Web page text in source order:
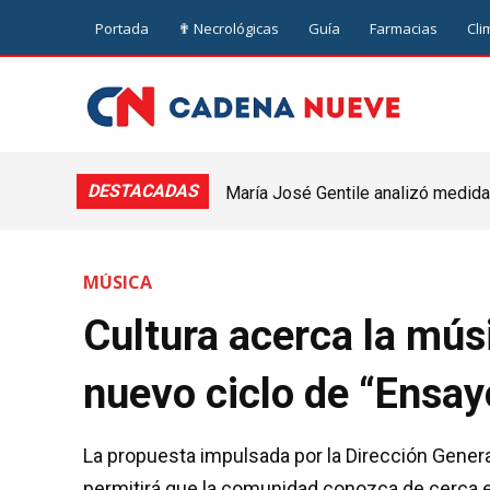
Portada ✟ Necrológicas Guía Farmacias
DESTACADAS
María José Gentile analizó
MÚSICA
Cultura acerca la
nuevo ciclo de
La propuesta impulsada por la Dirección